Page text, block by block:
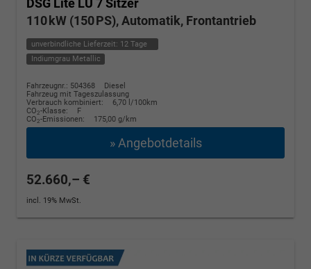
DSG Lite LÜ 7 Sitzer
110 kW (150 PS), Automatik, Frontantrieb
unverbindliche Lieferzeit: 12 Tage
Indiumgrau Metallic
Fahrzeugnr.: 504368
Diesel
Fahrzeug mit Tageszulassung
Verbrauch kombiniert:
6,70 l/100km
CO2-Klasse:
F
CO2-Emissionen: 175,00 g/km
» Angebotdetails
52.660,– €
incl. 19% MwSt.